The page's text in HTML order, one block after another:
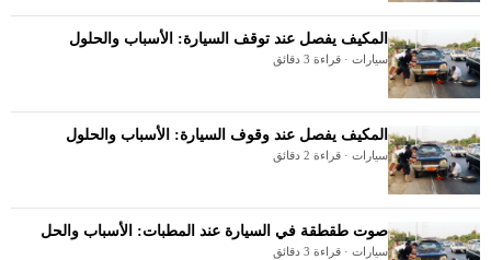
المكيف يفصل عند توقف السيارة: الأسباب والحلول
سيارات · قراءة 3 دقائق
المكيف يفصل عند وقوف السيارة: الأسباب والحلول
سيارات · قراءة 2 دقائق
صوت طقطقة في السيارة عند المطبات: الأسباب والحل
سيارات · قراءة 3 دقائق